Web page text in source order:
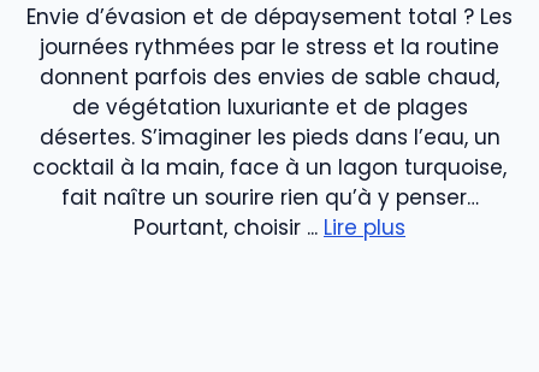
Envie d’évasion et de dépaysement total ? Les
journées rythmées par le stress et la routine
donnent parfois des envies de sable chaud,
de végétation luxuriante et de plages
désertes. S’imaginer les pieds dans l’eau, un
cocktail à la main, face à un lagon turquoise,
fait naître un sourire rien qu’à y penser…
Pourtant, choisir ... Lire plus